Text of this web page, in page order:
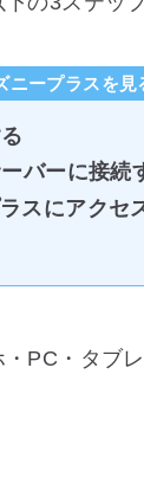
ニープラスを見
バーに接続
スにアクセ
PC・タブ